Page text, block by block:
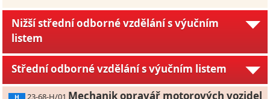
Nižší střední odborné vzdělání s výučním
listem
Střední odborné vzdělání s výučním listem
23-68-H/01 Mechanik opravář motorových vozidel